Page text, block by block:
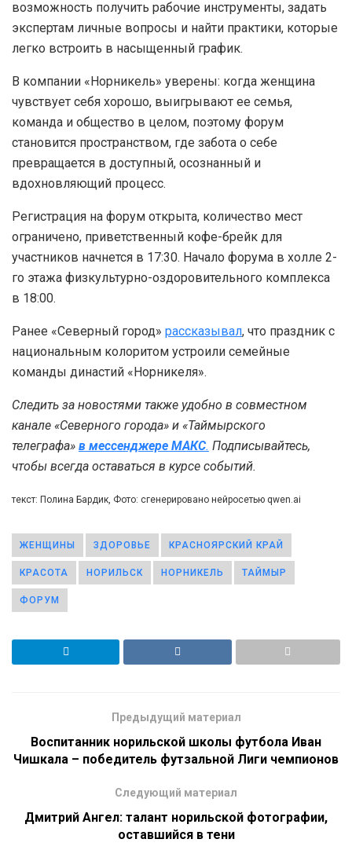
возможность получить рабочие инструменты, задать
экспертам личные вопросы и найти практики, которые
легко встроить в насыщенный график.
В компании «Норникель» уверены: когда женщина
чувствует себя хорошо, выигрывают ее семья,
команда и общество в целом, поэтому форум
становится пространством, где забота о себе
превращается в доступный, осознанный и
вдохновляющий процесс.
Регистрация на форум открыта, количество мест
ограничено, приветственный кофе-брейк для
участников начнется в 17:30. Начало форума в холле 2-
го этажа физкультурно-оздоровительного комплекса
в 18:00.
Ранее «Северный город» рассказывал, что праздник с
национальным колоритом устроили семейные
команды династий «Норникеля».
Следить за новостями также удобно в совместном
канале «Северного города» и «Таймырского
телеграфа» в мессенджере MAКС. Подписывайтесь,
чтобы всегда оставаться в курсе событий.
текст: Полина Бардик, Фото: сгенерировано нейросетью qwen.ai
ЖЕНЩИНЫ ЗДОРОВЬЕ КРАСНОЯРСКИЙ КРАЙ
КРАСОТА НОРИЛЬСК НОРНИКЕЛЬ ТАЙМЫР
ФОРУМ
Предыдущий материал
Воспитанник норильской школы футбола Иван
Чишкала – победитель футзальной Лиги чемпионов
Следующий материал
Дмитрий Ангел: талант норильской фотографии,
оставшийся в тени